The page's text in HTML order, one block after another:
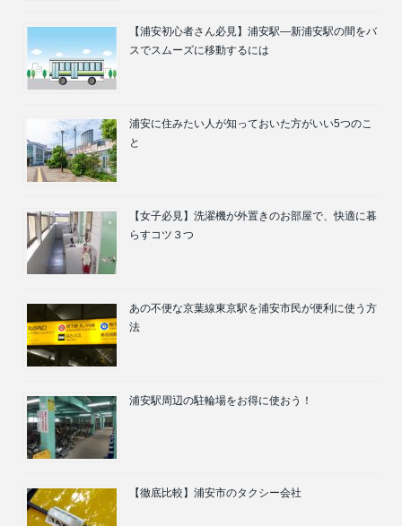
【浦安初心者さん必見】浦安駅―新浦安駅の間をバ
スでスムーズに移動するには
浦安に住みたい人が知っておいた方がいい5つのこ
と
【女子必見】洗濯機が外置きのお部屋で、快適に暮
らすコツ３つ
あの不便な京葉線東京駅を浦安市民が便利に使う方
法
浦安駅周辺の駐輪場をお得に使おう！
【徹底比較】浦安市のタクシー会社